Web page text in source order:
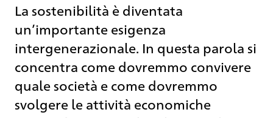
La sostenibilità è diventata
un’importante esigenza
intergenerazionale. In questa parola si
concentra come dovremmo convivere
quale società e come dovremmo
svolgere le attività economiche